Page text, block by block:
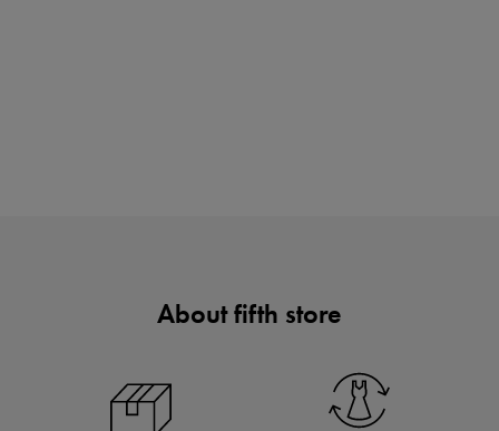
About fifth store